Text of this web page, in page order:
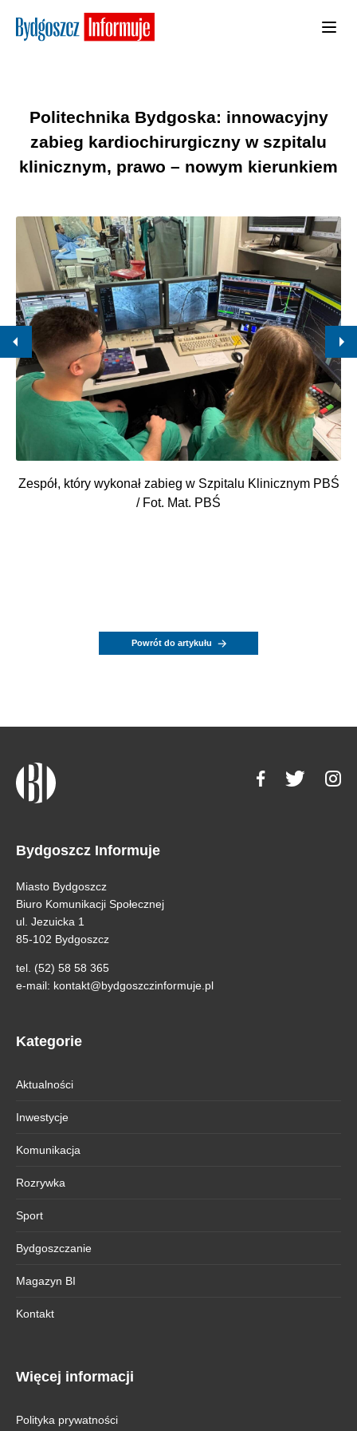
Politechnika Bydgoska: innowacyjny
zabieg kardiochirurgiczny w szpitalu
klinicznym, prawo – nowym kierunkiem
Zespół, który wykonał zabieg w Szpitalu Klinicznym PBŚ
/ Fot. Mat. PBŚ
Powrót do artykułu
Bydgoszcz Informuje
Miasto Bydgoszcz
Biuro Komunikacji Społecznej
ul. Jezuicka 1
85-102 Bydgoszcz
tel. (52) 58 58 365
e-mail: kontakt@bydgoszczinformuje.pl
Kategorie
Aktualności
Inwestycje
Komunikacja
Rozrywka
Sport
Bydgoszczanie
Magazyn BI
Kontakt
Więcej informacji
Polityka prywatności